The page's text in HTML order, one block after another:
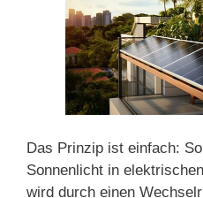
Das Prinzip ist einfach:
Sonnenlicht in
wird durch einen